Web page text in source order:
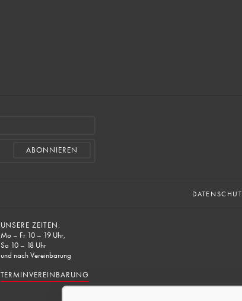
UNSERE ZEITEN:
Mo – Fr 10 – 19 Uhr,
Sa 10 – 18 Uhr
und nach Vereinbarung
TERMINVEREINBARUNG